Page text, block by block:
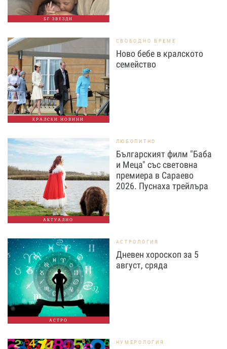
БГ ЗВЕЗДИ
КРАЛСКИ НОВИНИ
СВОБОДНО ВРЕМЕ
Ново бебе в кралското
семейство
АКТУАЛНО
ЛЮБОПИТНО
Българският филм "Баба
и Меца" със световна
премиера в Сараево
2026. Пуснаха трейлъра
АСТРО
АСТРОЛОГИЯ
Дневен хороскоп за 5
август, сряда
НУМЕРОЛОГИЯ